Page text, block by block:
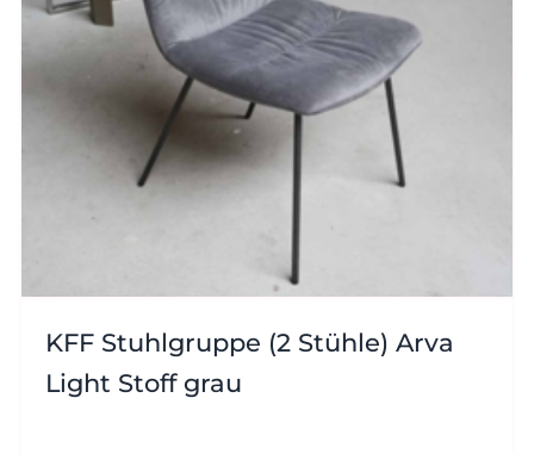
KFF Stuhlgruppe (2 Stühle) Arva
Light Stoff grau